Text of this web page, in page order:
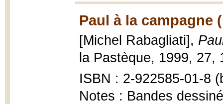
Paul à la campagne
[Michel Rabagliati],
la Pastèque, 1999,
ISBN : 2-922585-01-8
Notes : Bandes